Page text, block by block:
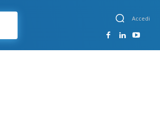
Accedi